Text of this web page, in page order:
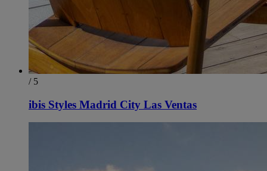
/ 5
ibis Styles Madrid City Las Ventas